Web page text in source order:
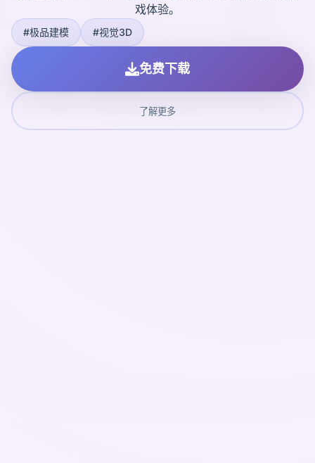
戏体验。
#极品建模 #视觉3D
免费下载
了解更多